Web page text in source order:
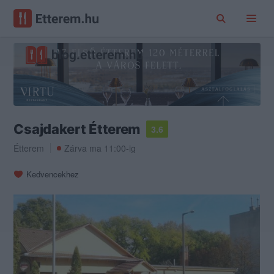
Csajdakert Étterem
3.6
Étterem
Zárva ma 11:00-ig
Kedvencekhez